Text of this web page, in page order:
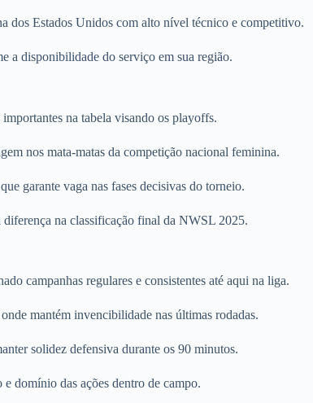
dos Estados Unidos com alto nível técnico e competitivo.
a disponibilidade do serviço em sua região.
na tabela visando os playoffs.
nos mata-matas da competição nacional feminina.
garante vaga nas fases decisivas do torneio.
na classificação final da NWSL 2025.
campanhas regulares e consistentes até aqui na liga.
mantém invencibilidade nas últimas rodadas.
solidez defensiva durante os 90 minutos.
domínio das ações dentro de campo.